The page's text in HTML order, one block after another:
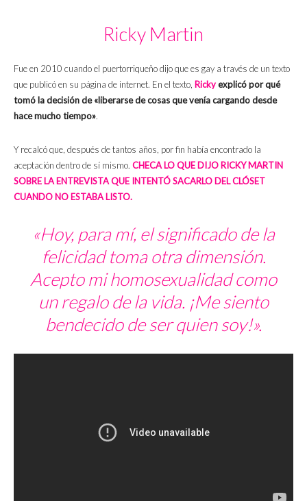
Ricky Martin
Fue en 2010 cuando el puertorriqueño dijo que es gay a través de un texto
que publicó en su página de internet. En el texto, Rickyexplicó por qué
tomó la decisión de «liberarse de cosas que venía cargando desde
hace mucho tiempo».
Y recalcó que, después de tantos años, por fin había encontrado la
aceptación dentro de sí mismo. CHECA LO QUE DIJO RICKY MARTIN
SOBRE LA ENTREVISTA QUE INTENTÓ SACARLO DEL CLÓSET
CUANDO NO ESTABA LISTO.
«Hoy, para mí, el significado de la
felicidad toma otra dimensión.
Acepto mi homosexualidad como
un regalo de la vida. ¡Me siento
bendecido de ser quien soy!».